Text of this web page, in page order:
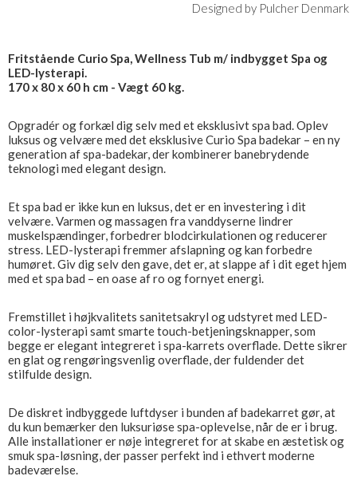
Designed by Pulcher Denmark
Fritstående Curio Spa, Wellness Tub m/ indbygget Spa og
LED-lysterapi.
170 x 80 x 60 h cm - Vægt 60 kg.
Opgradér og forkæl dig selv med et eksklusivt spa bad. Oplev
luksus og velvære med det eksklusive Curio Spa badekar – en ny
generation af spa-badekar, der kombinerer banebrydende
teknologi med elegant design.
Et spa bad er ikke kun en luksus, det er en investering i dit
velvære. Varmen og massagen fra vanddyserne lindrer
muskelspændinger, forbedrer blodcirkulationen og reducerer
stress. LED-lysterapi fremmer afslapning og kan forbedre
humøret. Giv dig selv den gave, det er, at slappe af i dit eget hjem
med et spa bad – en oase af ro og fornyet energi.
Fremstillet i højkvalitets sanitetsakryl og udstyret med LED-
color-lysterapi samt smarte touch-betjeningsknapper, som
begge er elegant integreret i spa-karrets overflade. Dette sikrer
en glat og rengøringsvenlig overflade, der fuldender det
stilfulde design.
De diskret indbyggede luftdyser i bunden af badekarret gør, at
du kun bemærker den luksuriøse spa-oplevelse, når de er i brug.
Alle installationer er nøje integreret for at skabe en æstetisk og
smuk spa-løsning, der passer perfekt ind i ethvert moderne
badeværelse.